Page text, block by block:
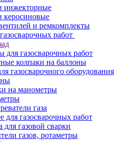
инжекторные
керосиновые
и ремкомплекты
работ
для газосварочных работ
колпаки на баллоны
газосварочного оборудования
на манометры
газа
для газосварочных работ
для газовой сварки
газов, ротаметры